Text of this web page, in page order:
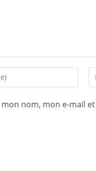
nom, mon e-mail